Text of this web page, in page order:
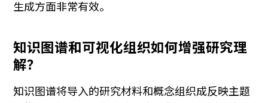
生成方面非常有效。
知识图谱和可视化组织如何增强研究理
解？
知识图谱将导入的研究材料和概念组织成反映主题